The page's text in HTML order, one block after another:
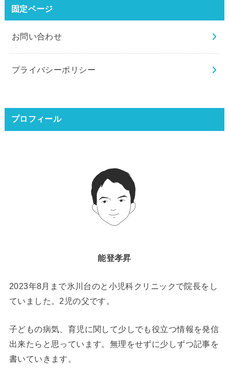
固定ページ
お問い合わせ
プライバシーポリシー
プロフィール
能登孝昇
2023年8月まで氷川台のと小児科クリニックで院長をし
ていました。2児の父です。
子どもの病気、育児に関して少しでも役立つ情報を発信
出来たらと思っています。無理をせずに少しずつ記事を
書いていきます。